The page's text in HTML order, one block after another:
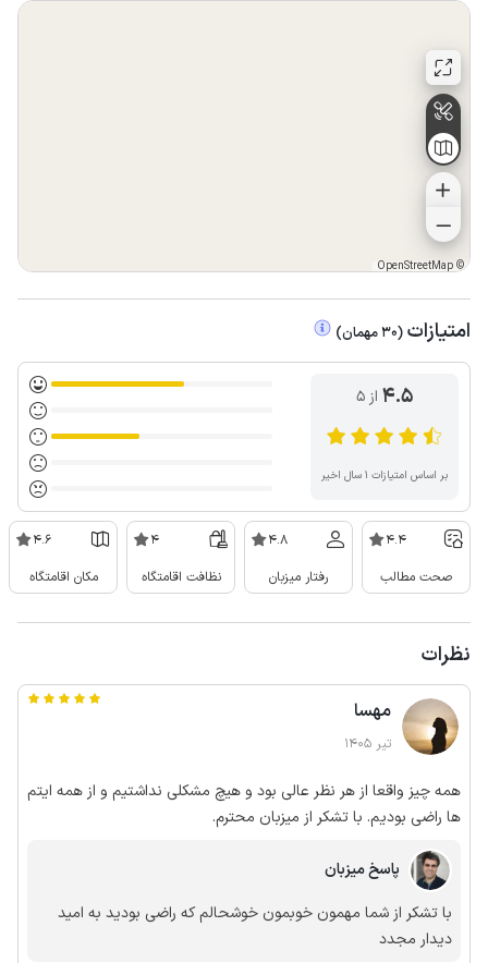
©
OpenStreetMap
امتیازات (
30مهمان)
4.5 از ۵
بر اساس امتیازات ۱ سال اخیر
4.4
صحت مطالب
4.8
رفتار میزبان
4
نظافت اقامتگاه
4.6
مکان اقامتگاه
نظرات
مهسا
تیر 1405
همه چیز واقعا از هر نظر عالی بود و هیچ مشکلی نداشتیم و از همه ایتم
ها راضی بودیم. با تشکر از میزبان محترم.
پاسخ میزبان
با تشکر از شما مهمون خوبمون خوشحالم که راضی بودید به امید
دیدار مجدد